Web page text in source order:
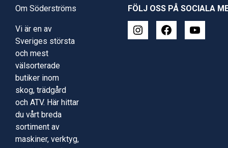
Om Söderströms
Vi är en av
Sveriges största
och mest
välsorterade
butiker inom
skog, trädgård
och ATV. Här hittar
du vårt breda
sortiment av
maskiner, verktyg,
FÖLJ OSS PÅ SOCIALA